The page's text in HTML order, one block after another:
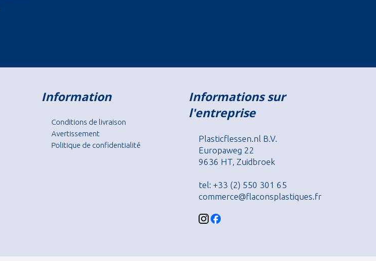
Information
Conditions de livraison
Avertissement
Politique de confidentialité
Informations sur
l'entreprise
Plasticflessen.nl B.V.
Europaweg 22
9636 HT, Zuidbroek
tel: +33 (2) 550 301 65
commerce@flaconsplastiques.fr